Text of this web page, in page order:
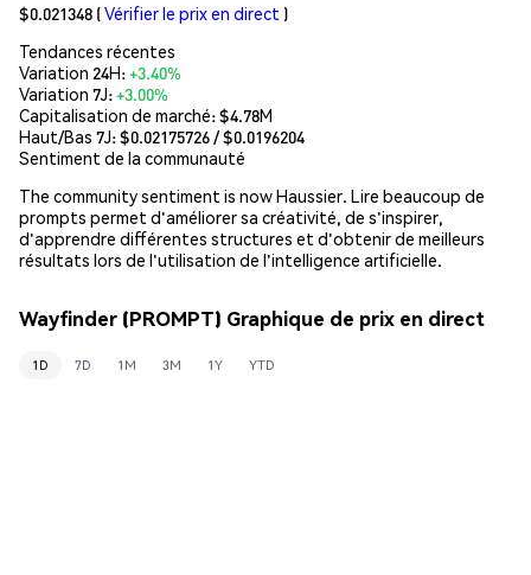
$0.021348 (Vérifier le prix en direct )
Tendances récentes
Variation 24H:+3.40%
Variation 7J:+3.00%
Capitalisation de marché:$4.78M
Haut/Bas 7J: $0.02175726/ $0.0196204
Sentiment de la communauté
The community sentiment is now Haussier. Lire beaucoup de
prompts permet d'améliorer sa créativité, de s'inspirer,
d'apprendre différentes structures et d'obtenir de meilleurs
résultats lors de l'utilisation de l'intelligence artificielle.
Wayfinder (PROMPT) Graphique de prix en direct
1D 7D 1M 3M 1Y YTD